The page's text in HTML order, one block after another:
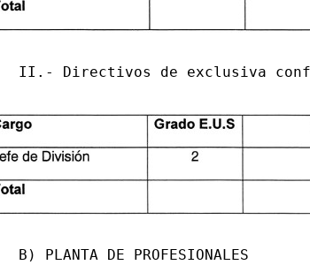
Directivos de exclusiva
PLANTA DE PROFESIONALES